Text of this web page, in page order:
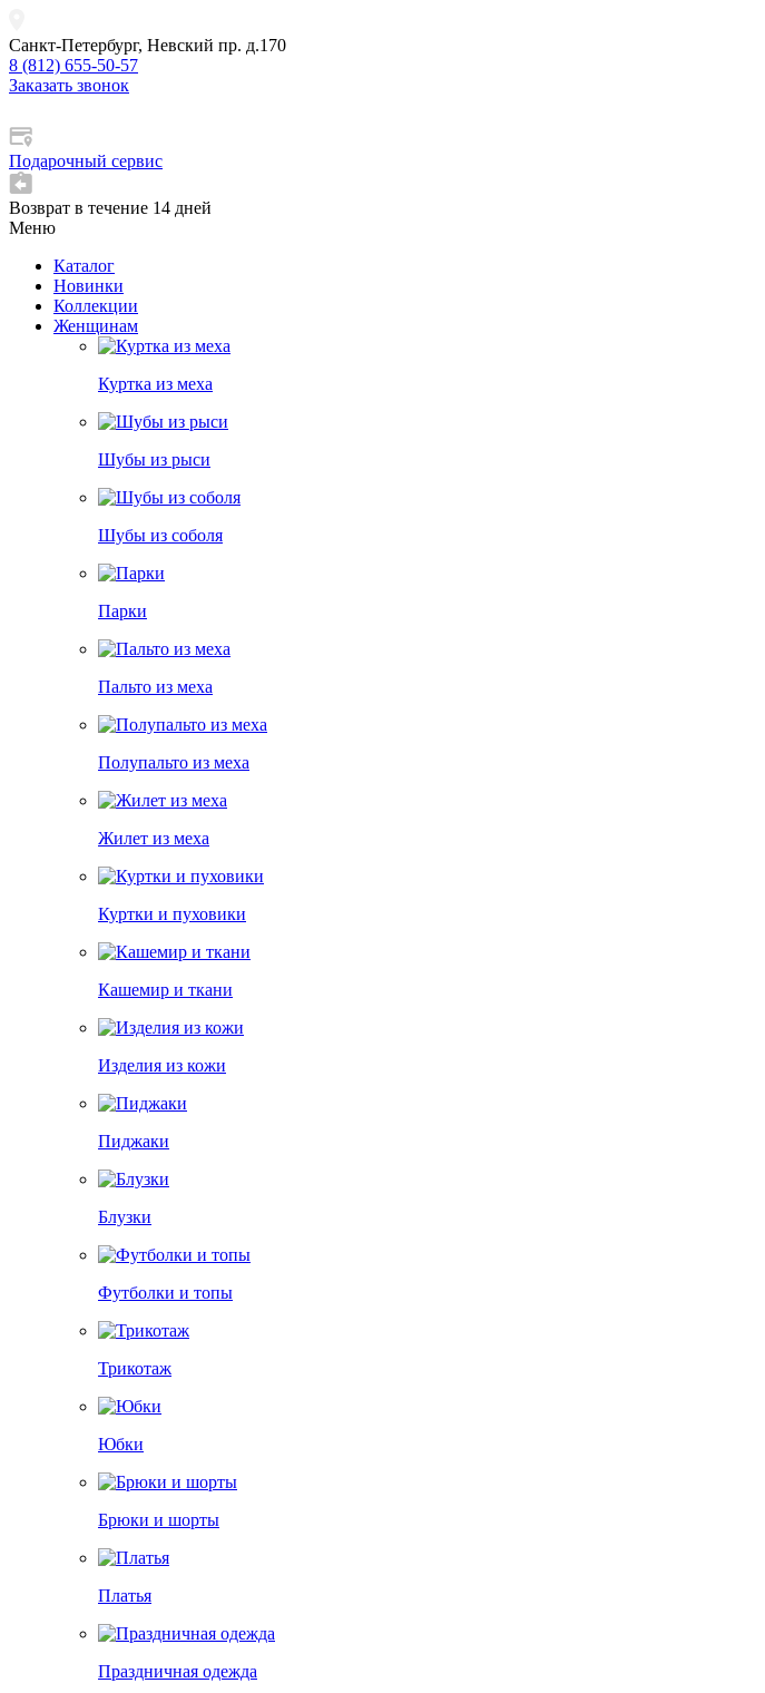
Санкт-Петербург, Невский пр. д.170
8 (812) 655-50-57
Заказать звонок
Подарочный сервис
Возврат в течение 14 дней
Меню
Каталог
Новинки
Коллекции
Женщинам
Куртка из меха
Шубы из рыси
Шубы из соболя
Парки
Пальто из меха
Полупальто из меха
Жилет из меха
Куртки и пуховики
Кашемир и ткани
Изделия из кожи
Пиджаки
Блузки
Футболки и топы
Трикотаж
Юбки
Брюки и шорты
Платья
Праздничная одежда